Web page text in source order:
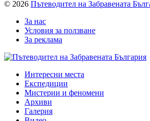
© 2026 Пътеводител на Забравената
За нас
Условия за ползване
За реклама
Интересни места
Експедиции
Мистерии и феномени
Архиви
Галерия